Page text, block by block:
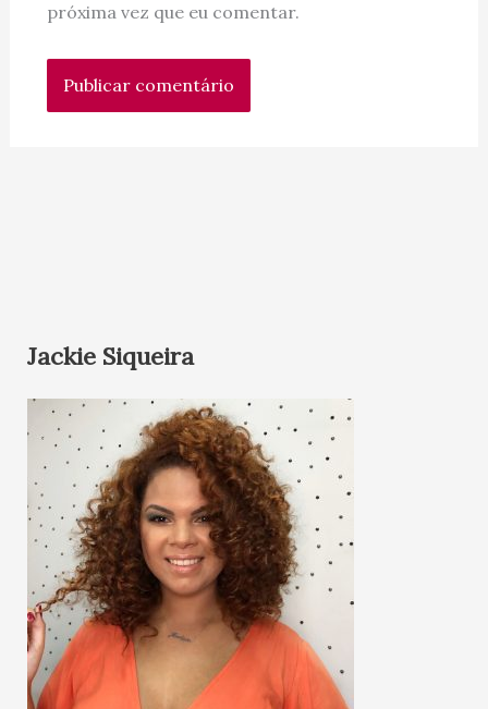
próxima vez que eu comentar.
Jackie Siqueira